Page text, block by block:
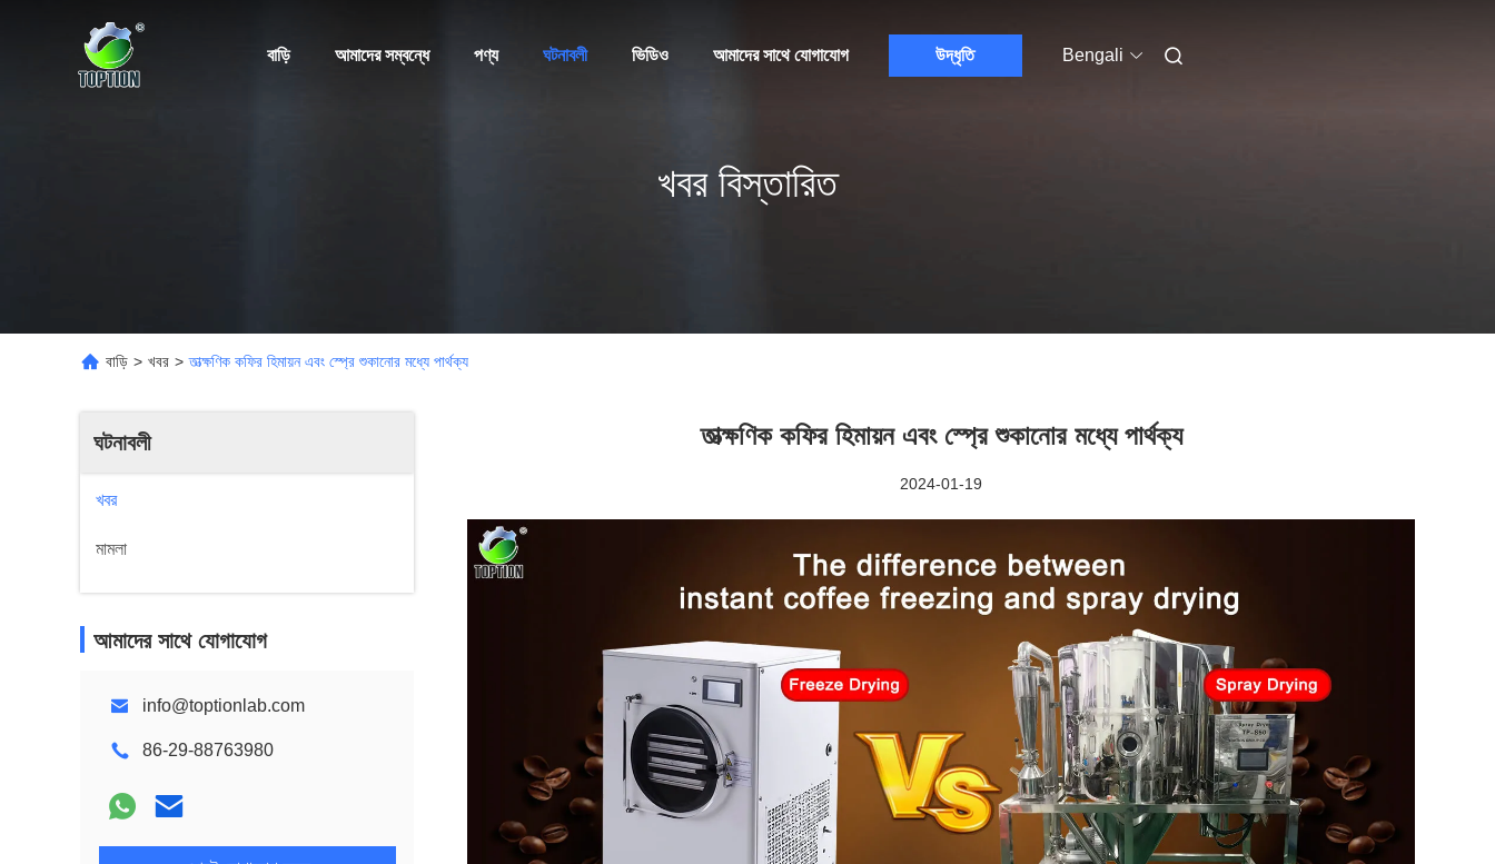
বাড়ি আমাদের সম্বন্ধে পণ্য ঘটনাবলী ভিডিও আমাদের সাথে যোগাযোগ উদ্ধৃতি Bengali
খবর বিস্তারিত
বাড়ি > খবর > তাত্ক্ষণিক কফির হিমায়ন এবং স্প্রে শুকানোর মধ্যে পার্থক্য
ঘটনাবলী
খবর
মামলা
আমাদের সাথে যোগাযোগ
info@toptionlab.com
86-29-88763980
তাত্ক্ষণিক কফির হিমায়ন এবং স্প্রে শুকানোর মধ্যে পার্থক্য
2024-01-19